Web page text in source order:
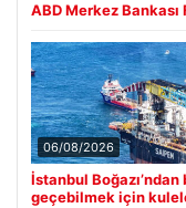
ABD Merkez Bankası
06/08/2026
İstanbul
geçebilmek için